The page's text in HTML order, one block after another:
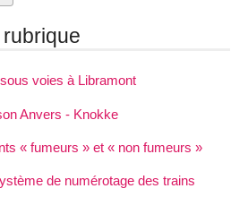
voies à Libramont
Anvers - Knokke
« fumeurs » et « non fumeurs »
de numérotage des trains